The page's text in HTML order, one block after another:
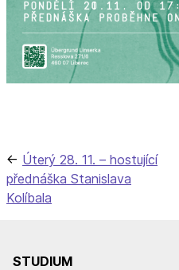
Navigace
pro
Úterý 28. 11. – hostující
přednáška Stanislava
Kolíbala
STUDIUM